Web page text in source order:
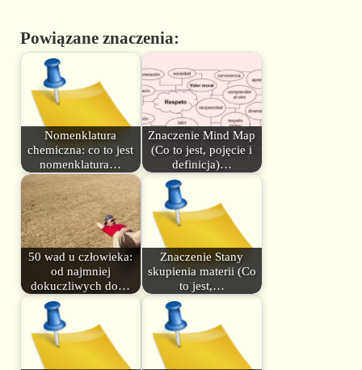
Powiązane znaczenia:
Nomenklatura
chemiczna: co to jest
nomenklatura…
Znaczenie Mind Map
(Co to jest, pojęcie i
definicja)…
50 wad u człowieka:
od najmniej
dokuczliwych do…
Znaczenie Stany
skupienia materii (Co
to jest,…